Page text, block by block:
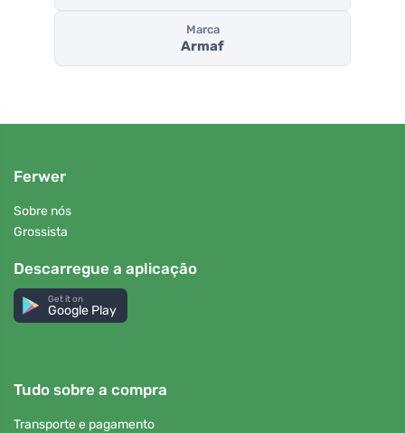
Marca
Armaf
Ferwer
Sobre nós
Grossista
Descarregue a aplicação
Get it on
Google Play
Tudo sobre a compra
Transporte e pagamento